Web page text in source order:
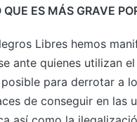
QUE ES MÁS GRAVE
Libres hemos
ante quienes utilizan
para derrotar a
de conseguir en las